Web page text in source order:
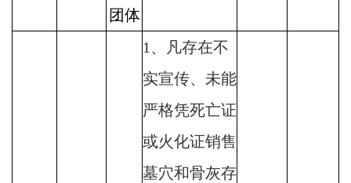
团体
1、凡存在不
实宣传、未能
严格凭死亡证
或火化证销售
墓穴和骨灰存